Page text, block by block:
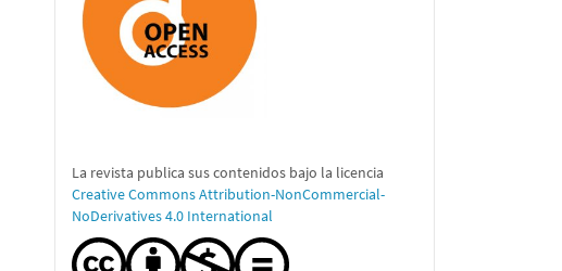
La revista publica sus contenidos bajo la licencia
Creative Commons Attribution-NonCommercial-
NoDerivatives 4.0 International